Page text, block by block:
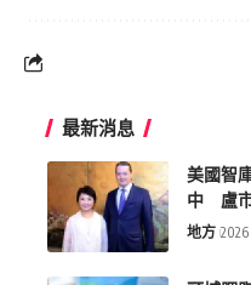
最新消息
美國智
中 盧市
地方